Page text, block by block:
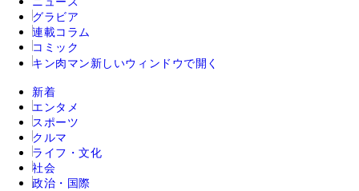
グラビア
連載コラム
コミック
キン肉マン 新しいウィンドウで開く
新着
エンタメ
スポーツ
クルマ
ライフ・文化
社会
政治・国際